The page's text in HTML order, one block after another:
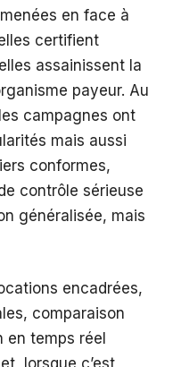
en face à
certifient
assainissent la
payeur. Au
campagnes ont
mais aussi
conformes,
contrôle sérieuse
généralisée, mais
encadrées,
comparaison
temps réel